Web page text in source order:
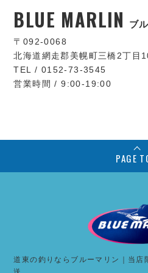
BLUE MARLIN ブ
〒092-0068
北海道網走郡美幌町三橋2丁目
TEL / 0152-73-3545
営業時間 / 9:00-19:00
PAGE
道東の釣りならブルーマリン｜当店